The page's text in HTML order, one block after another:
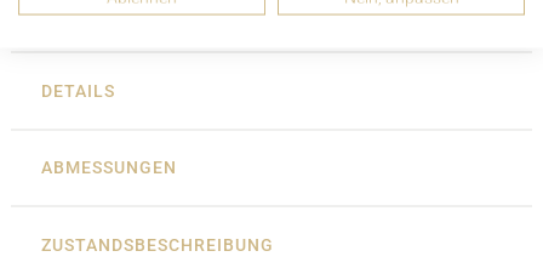
DETAILS
ABMESSUNGEN
ZUSTANDSBESCHREIBUNG